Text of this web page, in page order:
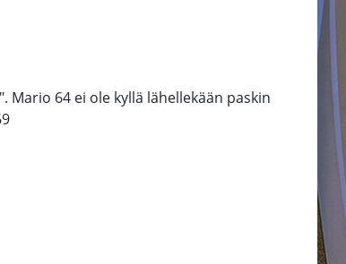
64 ei ole kyllä lähellekään paskin